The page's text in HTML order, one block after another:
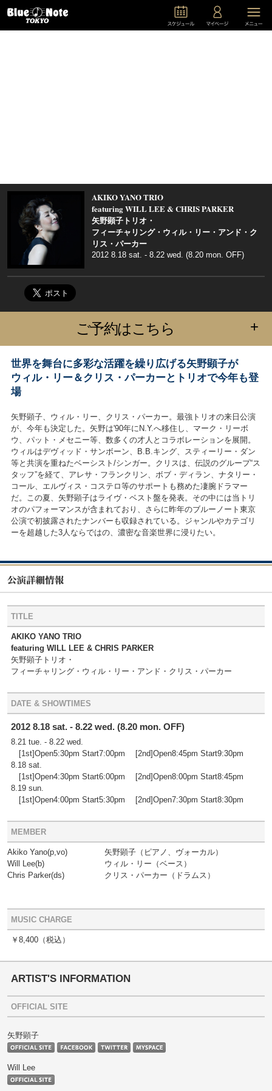
AKIKO YANO TRIO
featuring WILL LEE & CHRIS PARKER
矢野顕子トリオ・
フィーチャリング・ウィル・リー・アンド・ク
リス・パーカー
2012 8.18 sat. - 8.22 wed. (8.20 mon. OFF)
ご予約はこちら +
世界を舞台に多彩な活躍を繰り広げる矢野顕子が
ウィル・リー＆クリス・パーカーとトリオで今年も登
場
矢野顕子、ウィル・リー、クリス・パーカー。最強トリオの来日公演
が、今年も決定した。矢野は'90年にN.Y.へ移住し、マーク・リーボ
ウ、パット・メセニー等、数多くの才人とコラボレーションを展開。
ウィルはデヴィッド・サンボーン、B.B.キング、スティーリー・ダン
等と共演を重ねたベーシスト/シンガー。クリスは、伝説のグループ“ス
タッフ”を経て、アレサ・フランクリン、ボブ・ディラン、ナタリー・
コール、エルヴィス・コステロ等のサポートも務めた凄腕ドラマー
だ。この夏、矢野顕子はライヴ・ベスト盤を発表。その中には当トリ
オのパフォーマンスが含まれており、さらに昨年のブルーノート東京
公演で初披露されたナンバーも収録されている。ジャンルやカテゴリ
ーを超越した3人ならではの、濃密な音楽世界に浸りたい。
TITLE
AKIKO YANO TRIO
featuring WILL LEE & CHRIS PARKER
矢野顕子トリオ・
フィーチャリング・ウィル・リー・アンド・クリス・パーカー
DATE & SHOWTIMES
2012 8.18 sat. - 8.22 wed. (8.20 mon. OFF)
8.21 tue. - 8.22 wed.
[1st]Open5:30pm Start7:00pm [2nd]Open8:45pm Start9:30pm
8.18 sat.
[1st]Open4:30pm Start6:00pm [2nd]Open8:00pm Start8:45pm
8.19 sun.
[1st]Open4:00pm Start5:30pm [2nd]Open7:30pm Start8:30pm
MEMBER
Akiko Yano(p,vo)
矢野顕子（ピアノ、ヴォーカル）
Will Lee(b)
ウィル・リー（ベース）
Chris Parker(ds)
クリス・パーカー（ドラムス）
MUSIC CHARGE
￥8,400 （税込）
ARTIST'S INFORMATION
OFFICIAL SITE
矢野顕子
Will Lee